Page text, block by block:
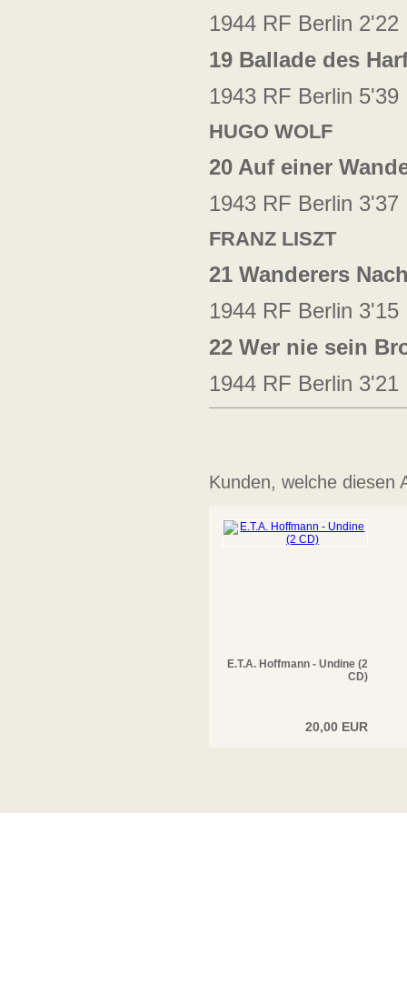
1944 RF Berlin 2'22
19 Ballade des
1943 RF Berlin 5'39
HUGO WOLF
20 Auf einer
1943 RF Berlin 3'37
FRANZ LISZT
21 Wanderers
1944 RF Berlin 3'15
22 Wer nie sein
1944 RF Berlin 3'21
Kunden, welche diesen
E.T.A. Hoffmann - Undine (2
CD)
20,00 EUR